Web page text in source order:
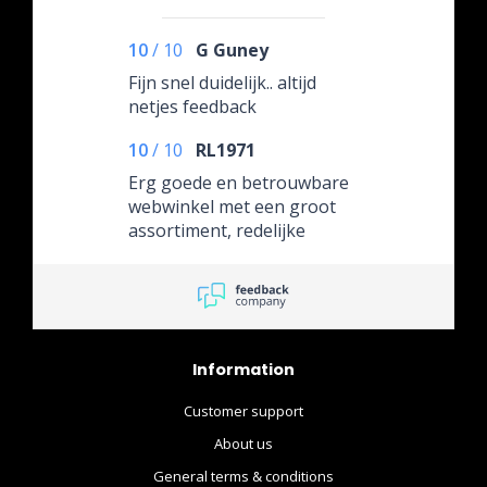
10/ 10
G Guney
Fijn snel duidelijk.. altijd
netjes feedback
10/ 10
RL1971
Erg goede en betrouwbare
webwinkel met een groot
assortiment, redelijke
service. Ik bestel er graag
en kan de winkel zonder
enig voorbehoud aan
Information
Customer support
About us
General terms & conditions